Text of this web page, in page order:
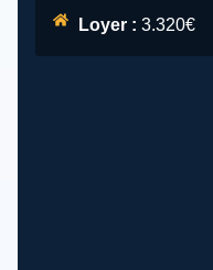
Loyer : 3.320€